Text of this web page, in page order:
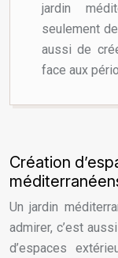
jardin
seulement
aussi de
face aux
Création
Un jardin
admirer, c’est
d’espaces